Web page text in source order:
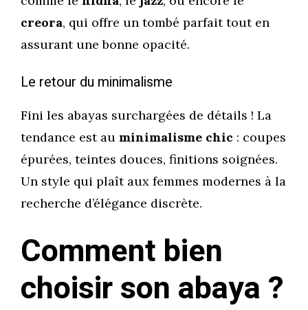
creora, qui offre un tombé parfait tout en
assurant une bonne opacité.
Le retour du minimalisme
Fini les abayas surchargées de détails ! La
tendance est au minimalisme chic : coupes
épurées, teintes douces, finitions soignées.
Un style qui plaît aux femmes modernes à la
recherche d’élégance discrète.
Comment bien
choisir son abaya ?